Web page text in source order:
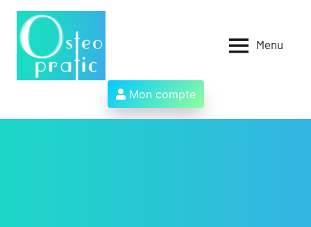
Aller
contenu
des
ostéopathes
et
Menu
Mon compte